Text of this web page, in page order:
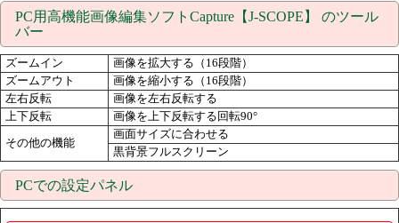
PC用高機能画像編集ソフトCapture【J-SCOPE】 のツール
バー
ズームイン
画像を拡大する（16段階）
ズームアウト
画像を縮小する（16段階）
左右反転
画像を左右反転する
上下反転
画像を上下反転する回転90°
その他の機能
画面サイズに合わせる
黒背景フルスクリーン
PCでの設定パネル